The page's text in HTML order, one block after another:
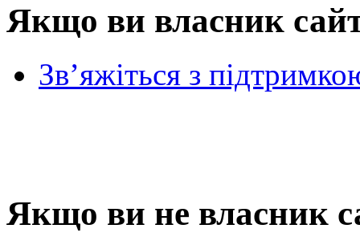
Якщо ви власник
Зв’яжіться з
Якщо ви не власник